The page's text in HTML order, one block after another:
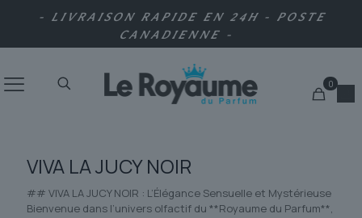
- LIVRAISON RAPIDE EN 24H - POSTE
CANADIENNE -
0
VIVA LA JUCY NOIR
## VIVA LA JUCY NOIR : L’Élégance Sensuelle et Mystérieuse
Bienvenue dans l’univers olfactif du **Royaume du Parfum**,